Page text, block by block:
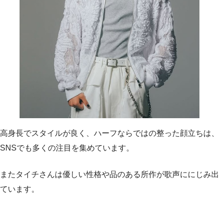
高身長でスタイルが良く、ハーフならではの整った顔立ちは、
SNSでも多くの注目を集めています。
またタイチさんは優しい性格や品のある所作が歌声ににじみ出
ています。